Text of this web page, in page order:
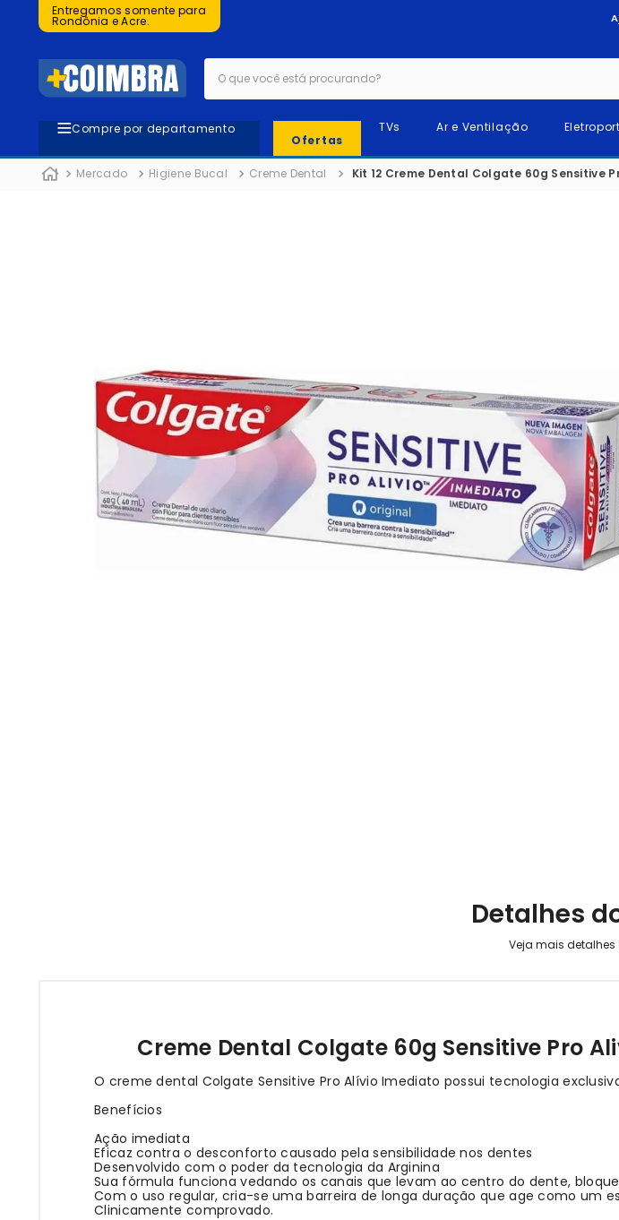
Entregamos somente para
Rondônia e Acre.
O que você está procurando?
Compre por departamento
Ofertas
TVs Ar e Ventilação
Mercado Higiene Bucal Creme Dental Kit 12 Creme Dental Colgate 60g Sensitive
Detalhes
Creme Dental Colgate 60g Sensitive Pro
O creme dental Colgate Sensitive Pro Alívio Imediato possui tecnologia
Benefícios
Ação imediata
Eficaz contra o desconforto causado pela sensibilidade nos dentes
Desenvolvido com o poder da tecnologia da Arginina
Sua fórmula funciona vedando os canais que levam ao centro do dente,
Com o uso regular, cria-se uma barreira de longa duração que age como um
Clinicamente comprovado.